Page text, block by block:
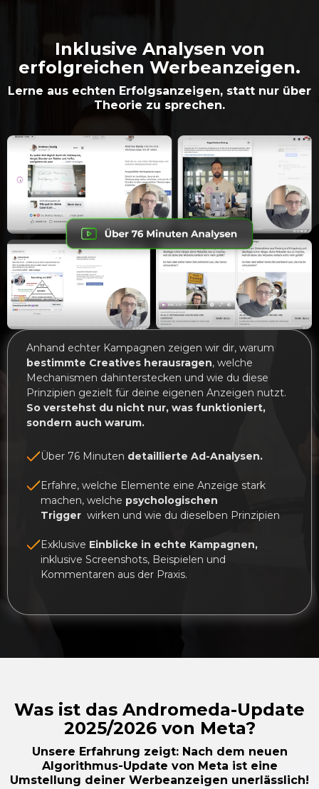
Inklusive Analysen von
erfolgreichen Werbeanzeigen.
Lerne aus echten Erfolgsanzeigen, statt nur über
Theorie zu sprechen.
Anhand echter Kampagnen zeigen wir dir, warum
bestimmte Creatives herausragen, welche
Mechanismen dahinterstecken und wie du diese
Prinzipien gezielt für deine eigenen Anzeigen nutzt.
So verstehst du nicht nur, was funktioniert,
sondern auch warum.
Über 76 Minuten detaillierte Ad-Analysen.
Erfahre, welche Elemente eine Anzeige stark
machen, welche psychologischen
Trigger wirken und wie du dieselben Prinzipien
Exklusive Einblicke in echte Kampagnen,
inklusive Screenshots, Beispielen und
Kommentaren aus der Praxis.
Was ist das Andromeda-Update
2025/2026 von Meta?
Unsere Erfahrung zeigt: Nach dem neuen
Algorithmus-Update von Meta ist eine
Umstellung deiner Werbeanzeigen unerlässlich!